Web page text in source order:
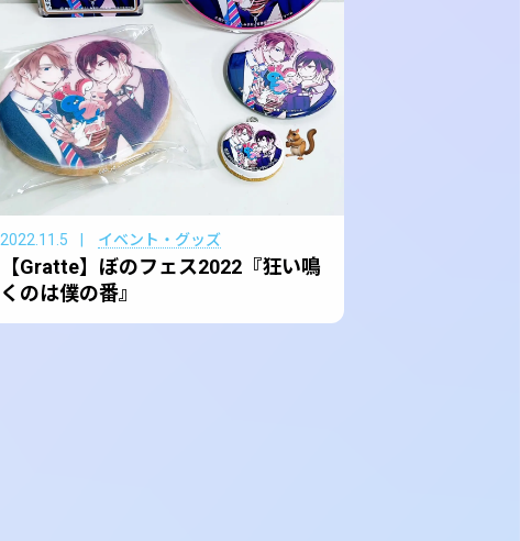
2022.11.5 イベント・グッズ
【Gratte】ぼのフェス2022『狂い鳴
くのは僕の番』